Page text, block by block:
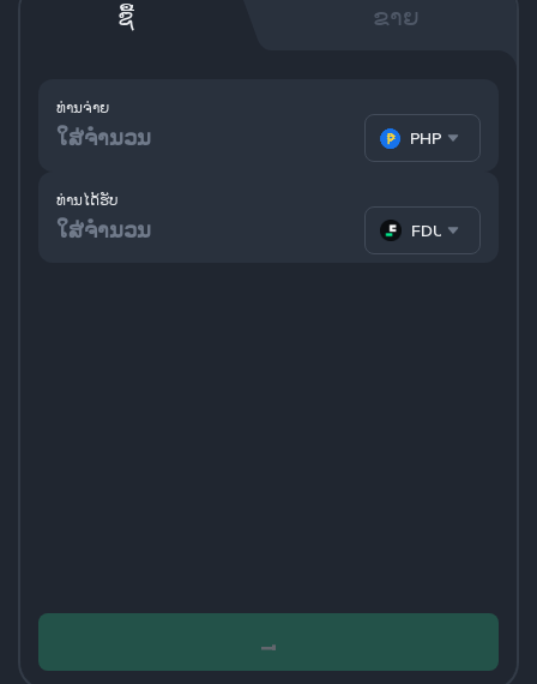
ຊື້ ຂາຍ
ທ່ານຈ່າຍ
PHP
ທ່ານໄດ້ຮັບ
FDUSD